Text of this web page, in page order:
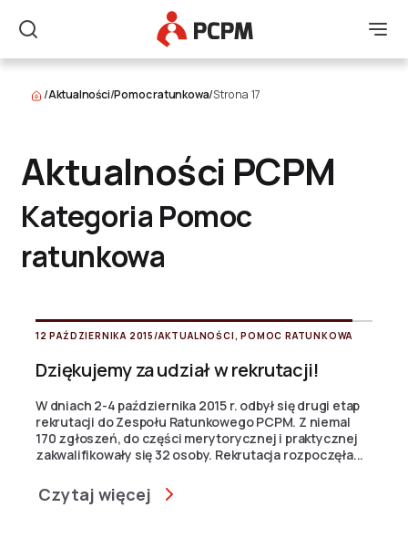
Szukaj
Główne Logo
/Aktualności/Pomoc ratunkowa/Strona 17
Aktualności PCPM
Kategoria Pomoc
ratunkowa
12 PAŹDZIERNIKA 2015 /AKTUALNOŚCI ,POMOC RATUNKOWA
Dziękujemy za udział w rekrutacji!
W dniach 2-4 października 2015 r. odbył się drugi etap
rekrutacji do Zespołu Ratunkowego PCPM. Z niemal
170 zgłoszeń, do części merytorycznej i praktycznej
zakwalifikowały się 32 osoby. Rekrutacja rozpoczęła...
Czytaj więcej